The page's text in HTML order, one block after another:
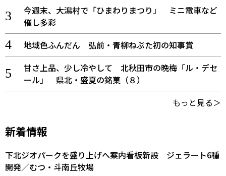
今週末、大潟村で「ひまわりまつり」 ミニ電車など
催し多彩
地域色ふんだん 弘前・青柳ねぷた初の知事賞
甘さ上品、少し冷やして 北秋田市の晩梅「ル・デセ
ール」 県北・盛夏の銘菓（８）
もっと見る＞
新着情報
下北ジオパークを盛り上げへ案内看板新設 ジェラート6種
開発／むつ・斗南丘牧場